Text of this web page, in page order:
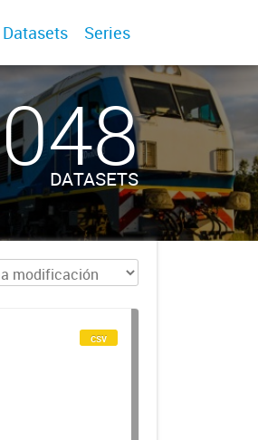
Datasets Series
048
DATASETS
csv